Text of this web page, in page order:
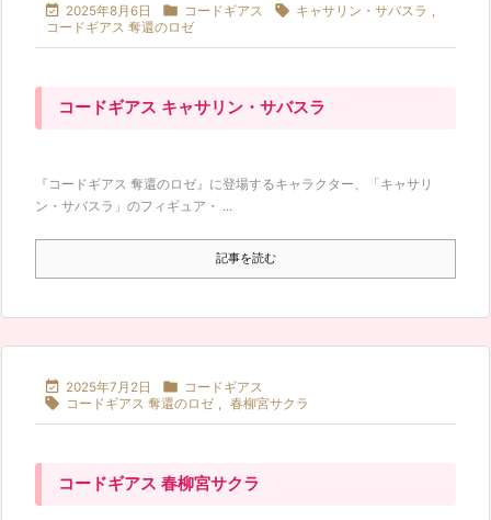
 2025年8月6日  コードギアス  キャサリン・サバスラ ,
コードギアス 奪還のロゼ
コードギアス キャサリン・サバスラ
『コードギアス 奪還のロゼ』に登場するキャラクター、「キャサリ
ン・サバスラ」のフィギュア・ ...
記事を読む
 2025年7月2日  コードギアス
 コードギアス 奪還のロゼ , 春柳宮サクラ
コードギアス 春柳宮サクラ